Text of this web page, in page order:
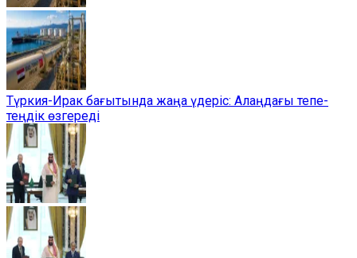
Түркия-Ирак бағытында жаңа үдеріс: Алаңдағы тепе-
теңдік өзгереді